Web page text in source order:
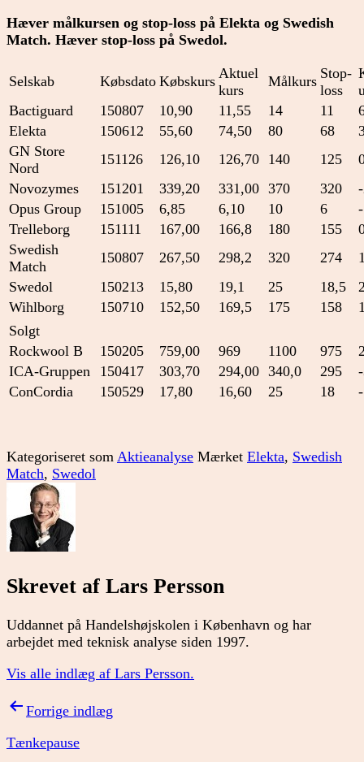
Hæver målkursen og stop-loss på Elekta og Swedish
Match. Hæver stop-loss på Swedol.
Selskab Købsdato Købskurs Aktuel
kurs
Målkurs Stop-
loss
Bactiguard
150807 10,90 11,55 14 11
Elekta
150612 55,60 74,50 80 68
GN Store
Nord
151126 126,10 126,70 140 125
Novozymes
151201 339,20 331,00 370 320
Opus Group
151005 6,85 6,10 10 6
Trelleborg
151111 167,00 166,8 180 155
Swedish
Match
150807 267,50 298,2 320 274
Swedol
150213 15,80 19,1 25 18,5
Wihlborg
150710 152,50 169,5 175 158
Solgt
Rockwool B
150205 759,00 969 1100 975
ICA-Gruppen
150417 303,70 294,00 340,0 295
ConCordia
150529 17,80 16,60 25 18
Kategoriseret som Aktieanalyse Mærket Elekta, Swedish
Match, Swedol
Skrevet af Lars Persson
Uddannet på Handelshøjskolen i København og har
arbejdet med teknisk analyse siden 1997.
Vis alle indlæg af Lars Persson.
Indlægsnavigation
Forrige indlæg
Tænkepause